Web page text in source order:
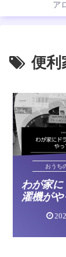
ア
便利
おうち
わが家
濯機がや